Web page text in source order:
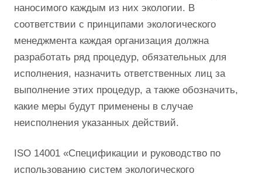
наносимого каждым из них экологии. В
соответствии с принципами экологического
менеджмента каждая организация должна
разработать ряд процедур, обязательных для
исполнения, назначить ответственных лиц за
выполнение этих процедур, а также обозначить,
какие меры будут применены в случае
неисполнения указанных действий.
ISO 14001 «Спецификации и руководство по
использованию систем экологического